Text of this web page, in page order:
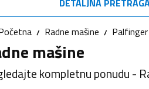
DETALJNA
Radne mašine Palfinger
mašine
kompletnu ponudu -